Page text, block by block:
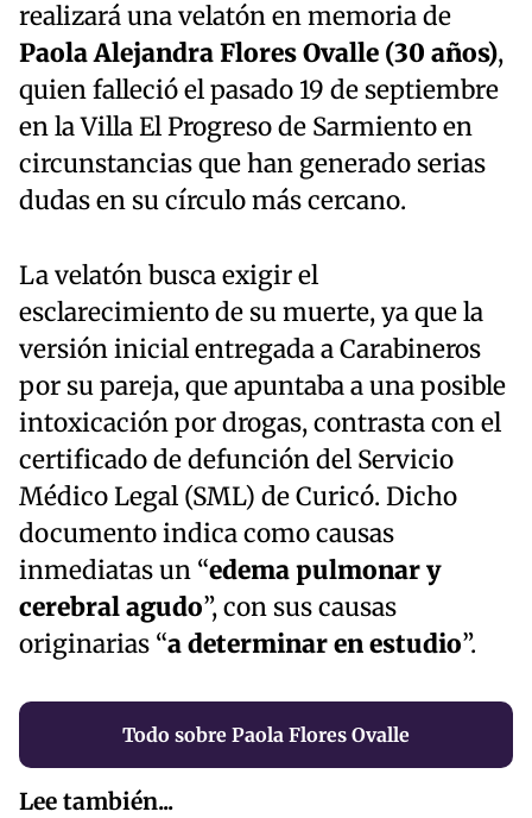
realizará una velatón en memoria de
Paola Alejandra Flores Ovalle (30 años),
quien falleció el pasado 19 de septiembre
en la Villa El Progreso de Sarmiento en
circunstancias que han generado serias
dudas en su círculo más cercano.
La velatón busca exigir el
esclarecimiento de su muerte, ya que la
versión inicial entregada a Carabineros
por su pareja, que apuntaba a una posible
intoxicación por drogas, contrasta con el
certificado de defunción del Servicio
Médico Legal (SML) de Curicó. Dicho
documento indica como causas
inmediatas un “edema pulmonar y
cerebral agudo”, con sus causas
originarias “a determinar en estudio”.
Todo sobre Paola Flores Ovalle
Lee también...